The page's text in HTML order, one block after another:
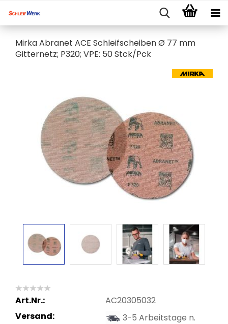
Mirka Abranet ACE Schleifscheiben Ø 77 mm
Gitternetz; P320; VPE: 50 Stck/Pck
Art.Nr.:
AC20305032
Versand:
3-5 Arbeitstage n.